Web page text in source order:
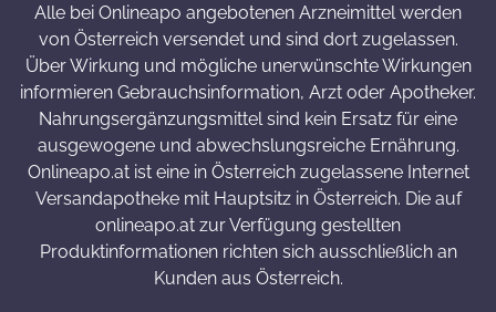
Alle bei Onlineapo angebotenen Arzneimittel werden
von Österreich versendet und sind dort zugelassen.
Über Wirkung und mögliche unerwünschte Wirkungen
informieren Gebrauchsinformation, Arzt oder Apotheker.
Nahrungsergänzungsmittel sind kein Ersatz für eine
ausgewogene und abwechslungsreiche Ernährung.
Onlineapo.at ist eine in Österreich zugelassene Internet
Versandapotheke mit Hauptsitz in Österreich. Die auf
onlineapo.at zur Verfügung gestellten
Produktinformationen richten sich ausschließlich an
Kunden aus Österreich.